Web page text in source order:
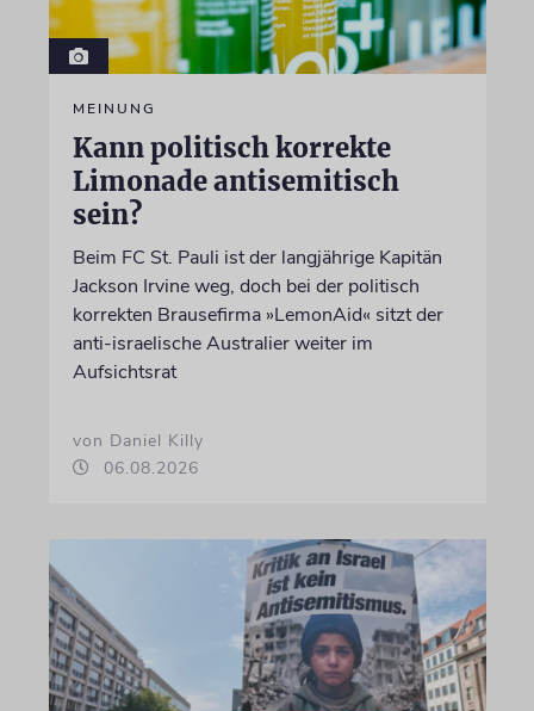
MEINUNG
Kann politisch korrekte
Limonade antisemitisch
sein?
Beim FC St. Pauli ist der langjährige Kapitän
Jackson Irvine weg, doch bei der politisch
korrekten Brausefirma »LemonAid« sitzt der
anti-israelische Australier weiter im
Aufsichtsrat
von Daniel Killy
06.08.2026